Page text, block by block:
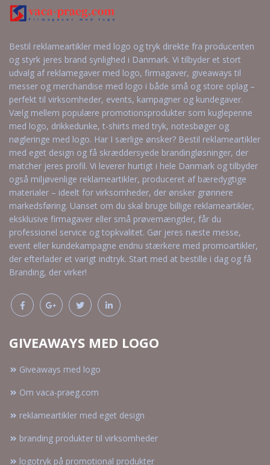
Bestil reklameartikler med logo og tryk direkte fra producenten
og styrk jeres brand synlighed i Danmark. Vi tilbyder et stort
udvalg af reklamegaver med logo, firmagaver, giveaways til
messer og merchandise med logo i både små og store oplag –
perfekt til virksomheder, events, kampagner og kundegaver.
Vælg mellem populære promotionsprodukter som kuglepenne
med logo, drikkedunke, t-shirts med tryk, notesbøger og
nøgleringe med logo. Har I særlige ønsker? Bestil reklameartikler
med eget design og få skræddersyede brandingløsninger, der
matcher jeres profil. Vi leverer hurtigt i hele Danmark og tilbyder
også miljøvenlige reklameartikler, produceret af bæredygtige
materialer – ideelt for virksomheder, der ønsker grønnere
markedsføring. Uanset om du skal bruge billige reklameartikler,
eksklusive firmagaver eller små prøvemængder, får du
professionel service og topkvalitet. Gør jeres næste messe,
event eller kundekampagne endnu stærkere med promoartikler,
der efterlader et varigt indtryk. Start med at bestille i dag og få
Branding, der virker!
GIVEAWAYS MED LOGO
Giveaways med logo
Om vaca-praeg.com
reklameartikler med eget design
branding produkter til virksomheder
logotryk på promotional produkter